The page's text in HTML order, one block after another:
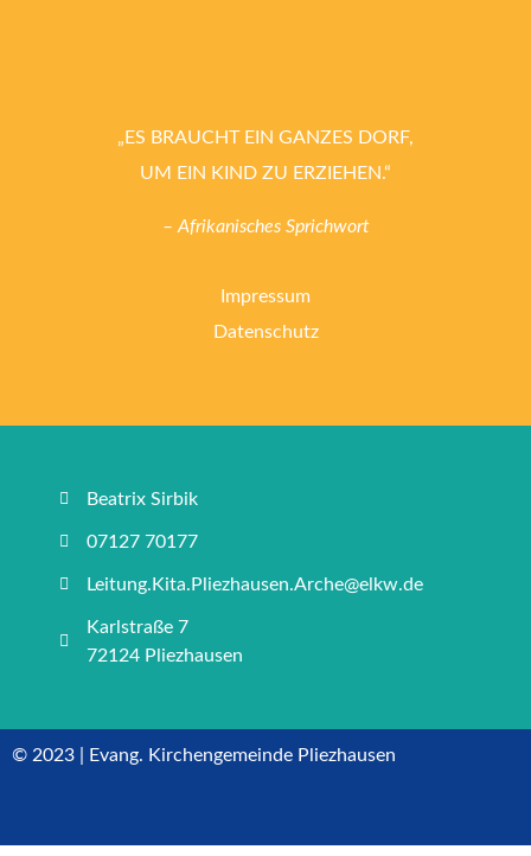
„ES BRAUCHT EIN GANZES DORF,
UM EIN KIND ZU ERZIEHEN.“
– Afrikanisches Sprichwort
Impressum
Datenschutz
Beatrix Sirbik
07127 70177
Leitung.Kita.Pliezhausen.Arche@elkw.de
Karlstraße 7
72124 Pliezhausen
© 2023 | Evang. Kirchengemeinde Pliezhausen